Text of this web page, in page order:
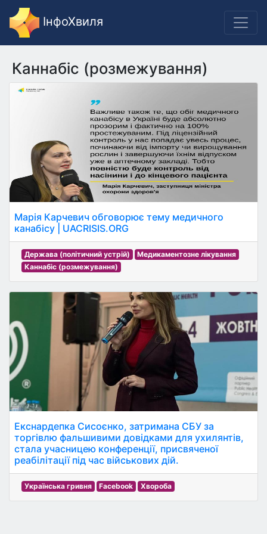
ІнфоХвиля
Каннабіс (розмежування)
Марія Карчевич обговорює тему медичного
канабісу | UACRISIS.ORG
Держава (політичний устрій)
Медикаментозне лікування
Каннабіс (розмежування)
Екснардепка Сисоєнко, затримана СБУ за
торгівлю фальшивими довідками для ухилянтів,
стала учасницею конференції, присвяченої
реабілітації під час військових дій.
Українська гривня Facebook Хвороба